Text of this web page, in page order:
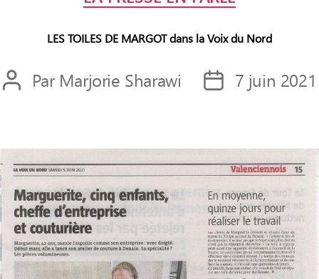
LES TOILES DE MARGOT dans la Voix du Nord
Auteur
Par Marjorie Sharawi
Date7 juin 2021